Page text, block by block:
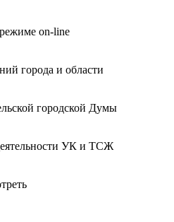
on-line
города и области
городской Думы
УК и ТСЖ